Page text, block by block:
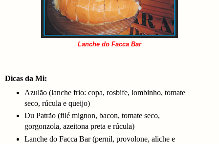
Lanche do Facca Bar
Dicas da Mi:
Azulão (lanche frio: copa, rosbife, lombinho, tomate
seco, rúcula e queijo)
Du Patrão (filé mignon, bacon, tomate seco,
gorgonzola, azeitona preta e rúcula)
Lanche do Facca Bar (pernil, provolone, aliche e